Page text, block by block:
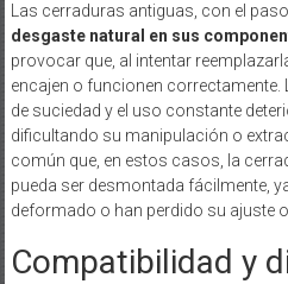
Las cerraduras antiguas, con el
desgaste natural en sus
provocar que, al intentar
encajen o funcionen
de suciedad y el uso constante
dificultando su manipulación o
común que, en estos casos, la
pueda ser desmontada fácilmente,
deformado o han perdido su ajuste
Compatibilidad y